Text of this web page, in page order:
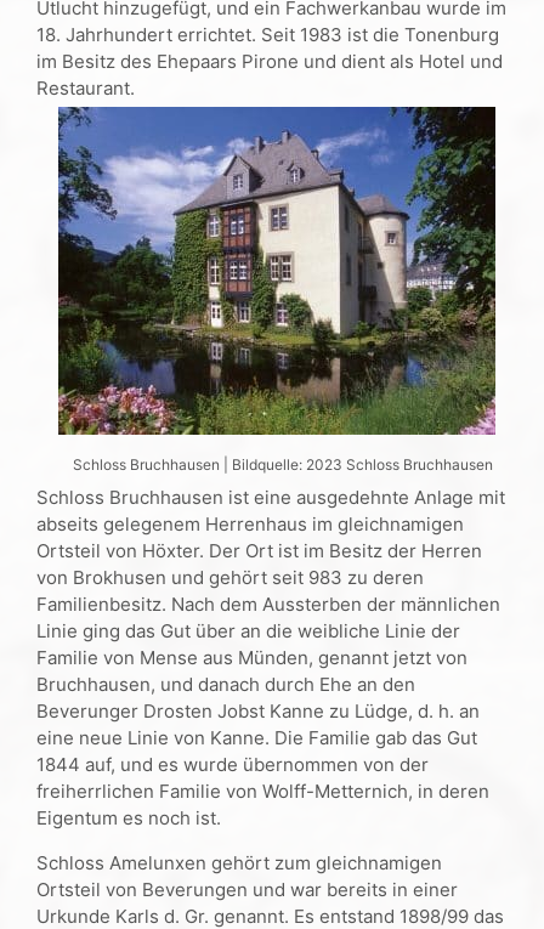
Utlucht hinzugefügt, und ein Fachwerkanbau wurde im
18. Jahrhundert errichtet. Seit 1983 ist die Tonenburg
im Besitz des Ehepaars Pirone und dient als Hotel und
Restaurant.
Schloss Bruchhausen | Bildquelle: 2023 Schloss Bruchhausen
Schloss Bruchhausen ist eine ausgedehnte Anlage mit
abseits gelegenem Herrenhaus im gleichnamigen
Ortsteil von Höxter. Der Ort ist im Besitz der Herren
von Brokhusen und gehört seit 983 zu deren
Familienbesitz. Nach dem Aussterben der männlichen
Linie ging das Gut über an die weibliche Linie der
Familie von Mense aus Münden, genannt jetzt von
Bruchhausen, und danach durch Ehe an den
Beverunger Drosten Jobst Kanne zu Lüdge, d. h. an
eine neue Linie von Kanne. Die Familie gab das Gut
1844 auf, und es wurde übernommen von der
freiherrlichen Familie von Wolff-Metternich, in deren
Eigentum es noch ist.
Schloss Amelunxen gehört zum gleichnamigen
Ortsteil von Beverungen und war bereits in einer
Urkunde Karls d. Gr. genannt. Es entstand 1898/99 das